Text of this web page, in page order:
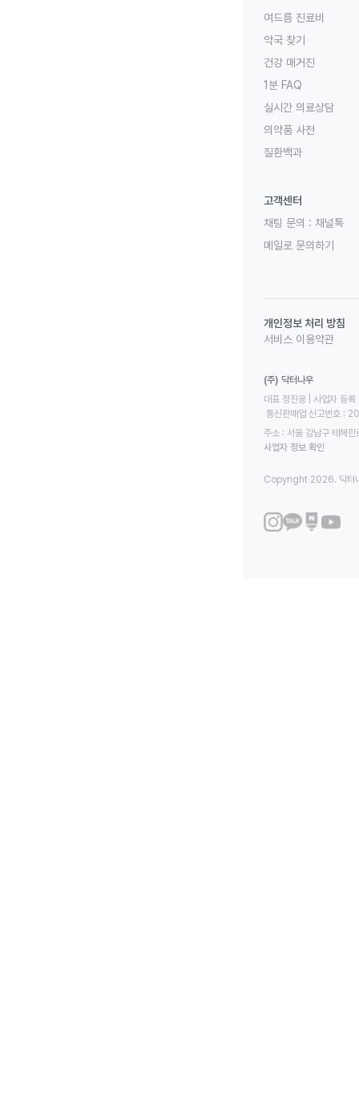
여드름 진료비
약국 찾기
건강 매거진
1분 FAQ
실시간 의료상담
의약품 사전
질환백과
고객센터
채팅 문의 : 채널톡
메일로 문의하기
개인정보 처리 방침
서비스 이용약관
(주) 닥터나우
대표 정진웅 | 사업자
통신판매업 신고번호
주소 : 서울 강남구 테헤
사업자 정보 확인
Copyright 2026. 닥터